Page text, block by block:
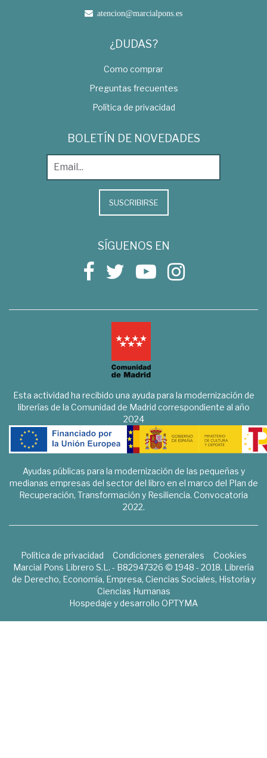
atencion@marcialpons.es
¿DUDAS?
Como comprar
Preguntas frecuentes
Política de privacidad
BOLETÍN DE NOVEDADES
SUSCRIBIRSE
SÍGUENOS EN
Esta actividad ha recibido una ayuda para la modernización de
librerías de la Comunidad de Madrid correspondiente al año
2024
Ayudas públicas para la modernización de las pequeñas y
medianas empresas del sector del libro en el marco del Plan de
Recuperación, Transformación y Resiliencia. Convocatoria
2022.
Política de privacidad Condiciones generales
Cookies
Marcial Pons Librero S.L. - B82947326 © 1948 - 2018. Librería
de Derecho, Economía, Empresa, Ciencias Sociales, Historia y
Ciencias Humanas
Hospedaje y desarrollo OPTYMA